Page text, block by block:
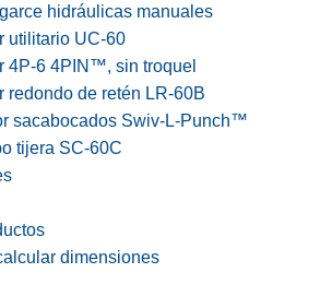
hidráulicas manuales
utilitario UC-60
4P-6 4PIN™, sin troquel
redondo de retén LR-60B
sacabocados Swiv-L-Punch™
tijera SC-60C
dimensiones